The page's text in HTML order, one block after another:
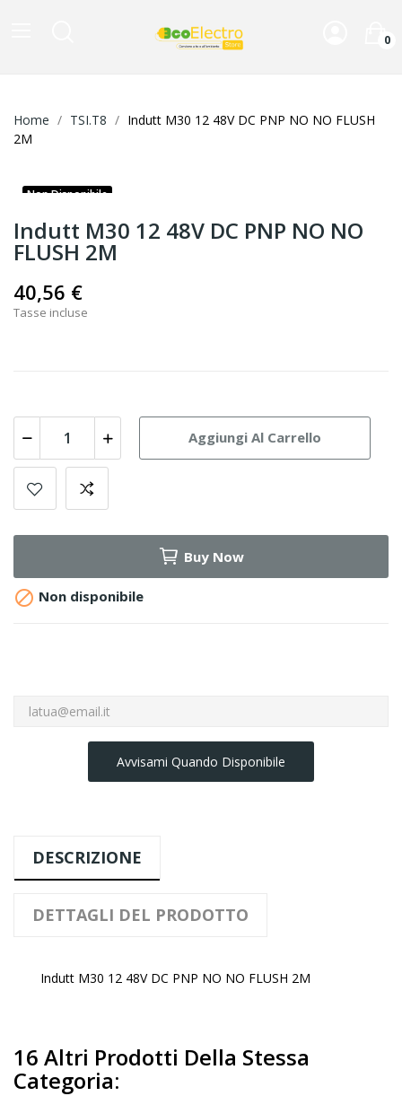
0
Home TSI.T8
Indutt M30 12 48V DC PNP NO NO FLUSH
2M
Non Disponibile
Indutt M30 12 48V DC PNP NO NO
FLUSH 2M
40,56 €
Tasse incluse
Aggiungi Al Carrello
Buy Now
 Non disponibile
Avvisami Quando Disponibile
DESCRIZIONE
DETTAGLI DEL PRODOTTO
Indutt M30 12 48V DC PNP NO NO FLUSH 2M
16 Altri Prodotti Della Stessa
Categoria: